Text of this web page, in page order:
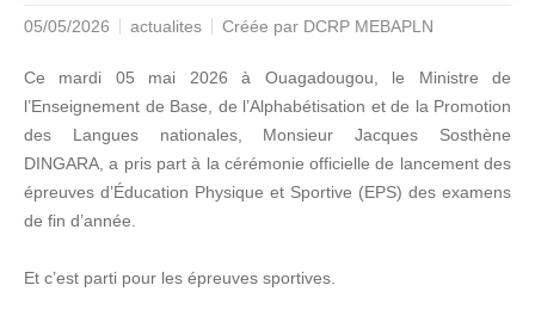
05/05/2026 actualites Créée par DCRP MEBAPLN
Ce mardi 05 mai 2026 à Ouagadougou, le Ministre de
l’Enseignement de Base, de l’Alphabétisation et de la Promotion
des Langues nationales, Monsieur Jacques Sosthène
DINGARA, a pris part à la cérémonie officielle de lancement des
épreuves d’Éducation Physique et Sportive (EPS) des examens
de fin d’année.
Et c’est parti pour les épreuves sportives.